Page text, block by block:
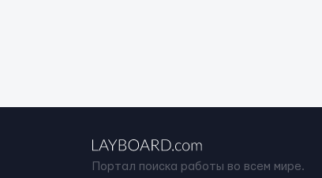
Портал поиска работы во всем мире.